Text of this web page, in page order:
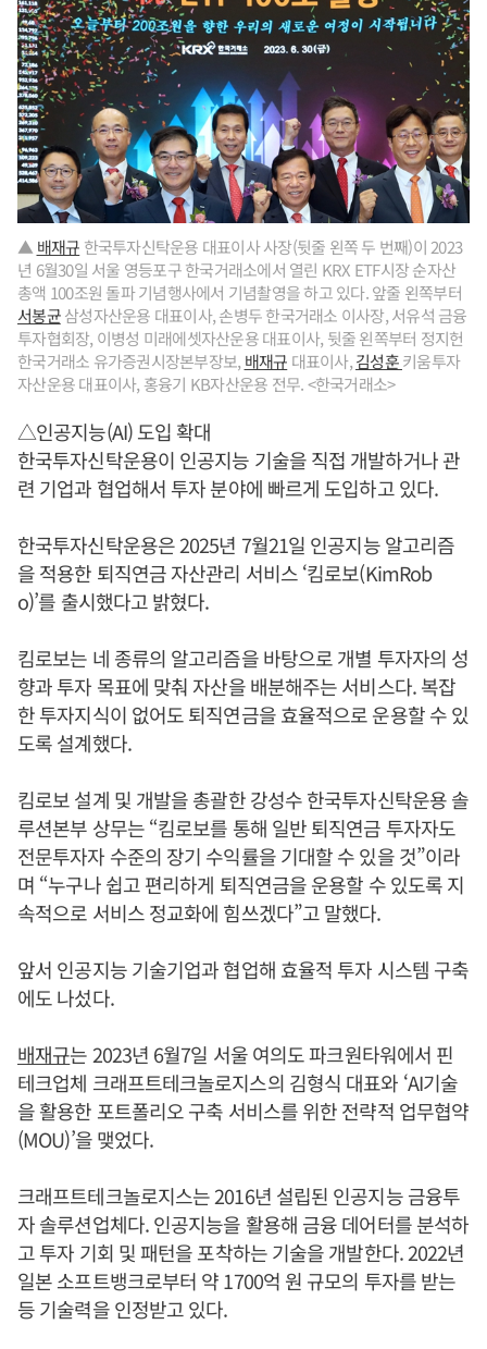
▲ 배재규 한국투자신탁운용 대표이사 사장(뒷줄 왼쪽 두 번째)이 2023
년 6월30일 서울 영등포구 한국거래소에서 열린 KRX ETF시장 순자산
총액 100조원 돌파 기념행사에서 기념촬영을 하고 있다. 앞줄 왼쪽부터
서봉균삼성자산운용 대표이사, 손병두 한국거래소 이사장, 서유석 금융
투자협회장, 이병성 미래에셋자산운용 대표이사, 뒷줄 왼쪽부터 정지헌
한국거래소 유가증권시장본부장보, 배재규 대표이사,김성훈키움투자
자산운용 대표이사, 홍융기 KB자산운용 전무. <한국거래소>
△인공지능(AI) 도입 확대
한국투자신탁운용이 인공지능 기술을 직접 개발하거나 관
련 기업과 협업해서 투자 분야에 빠르게 도입하고 있다.
한국투자신탁운용은 2025년 7월21일 인공지능 알고리즘
을 적용한 퇴직연금 자산관리 서비스 ‘킴로보(KimRob
o)’를 출시했다고 밝혔다.
킴로보는 네 종류의 알고리즘을 바탕으로 개별 투자자의 성
향과 투자 목표에 맞춰 자산을 배분해주는 서비스다. 복잡
한 투자지식이 없어도 퇴직연금을 효율적으로 운용할 수 있
도록 설계했다.
킴로보 설계 및 개발을 총괄한 강성수 한국투자신탁운용 솔
루션본부 상무는 “킴로보를 통해 일반 퇴직연금 투자자도
전문투자자 수준의 장기 수익률을 기대할 수 있을 것”이라
며 “누구나 쉽고 편리하게 퇴직연금을 운용할 수 있도록 지
속적으로 서비스 정교화에 힘쓰겠다”고 말했다.
앞서 인공지능 기술기업과 협업해 효율적 투자 시스템 구축
에도 나섰다.
배재규는 2023년 6월7일 서울 여의도 파크원타워에서 핀
테크업체 크래프트테크놀로지스의 김형식 대표와 ‘AI기술
을 활용한 포트폴리오 구축 서비스를 위한 전략적 업무협약
(MOU)’을 맺었다.
크래프트테크놀로지스는 2016년 설립된 인공지능 금융투
자 솔루션업체다. 인공지능을 활용해 금융 데어터를 분석하
고 투자 기회 및 패턴을 포착하는 기술을 개발한다. 2022년
일본 소프트뱅크로부터 약 1700억 원 규모의 투자를 받는
등 기술력을 인정받고 있다.